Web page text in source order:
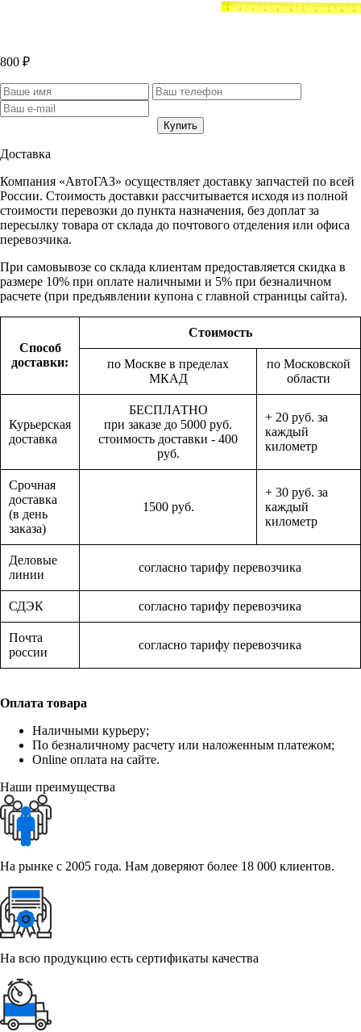
800 ₽
Доставка
Компания «АвтоГАЗ» осуществляет доставку запчастей по всей
России. Стоимость доставки рассчитывается исходя из полной
стоимости перевозки до пункта назначения, без доплат за
пересылку товара от склада до почтового отделения или офиса
перевозчика.
При самовывозе со склада клиентам предоставляется скидка в
размере 10% при оплате наличными и 5% при безналичном
расчете (при предъявлении купона с главной страницы сайта).
Способ
доставки:
Стоимость
по Москве в пределах
МКАД
по Московской
области
Курьерская
доставка
БЕСПЛАТНО
при заказе до 5000 руб.
стоимость доставки - 400
руб.
+ 20 руб. за
каждый
километр
Срочная
доставка
(в день
заказа)
1500 руб.
+ 30 руб. за
каждый
километр
Деловые
линии
согласно тарифу перевозчика
СДЭК согласно тарифу перевозчика
Почта
россии
согласно тарифу перевозчика
Оплата товара
Наличными курьеру;
По безналичному расчету или наложенным платежом;
Online оплата на сайте.
Наши преимущества
На рынке с 2005 года. Нам доверяют более 18 000 клиентов.
На всю продукцию есть сертификаты качества